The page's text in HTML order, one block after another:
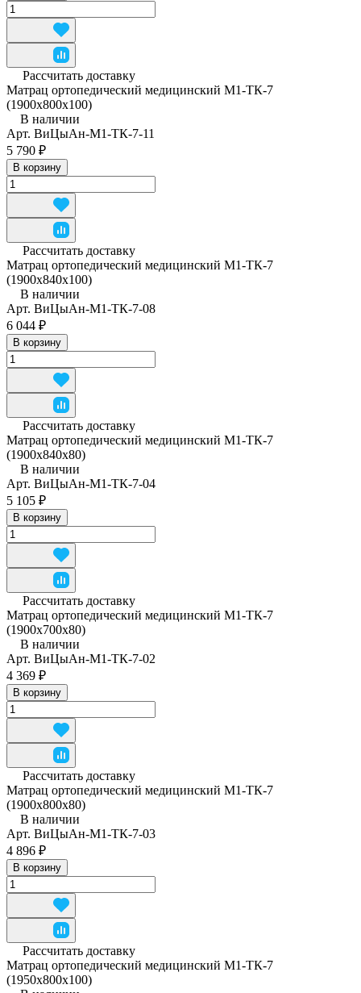
Рассчитать доставку
Матрац ортопедический медицинский М1-ТК-7
(1900x800x100)
В наличии
Арт. ВиЦыАн-М1-ТК-7-11
5 790 ₽
В корзину
Рассчитать доставку
Матрац ортопедический медицинский М1-ТК-7
(1900x840x100)
В наличии
Арт. ВиЦыАн-М1-ТК-7-08
6 044 ₽
В корзину
Рассчитать доставку
Матрац ортопедический медицинский М1-ТК-7
(1900x840x80)
В наличии
Арт. ВиЦыАн-М1-ТК-7-04
5 105 ₽
В корзину
Рассчитать доставку
Матрац ортопедический медицинский М1-ТК-7
(1900х700х80)
В наличии
Арт. ВиЦыАн-М1-ТК-7-02
4 369 ₽
В корзину
Рассчитать доставку
Матрац ортопедический медицинский М1-ТК-7
(1900х800х80)
В наличии
Арт. ВиЦыАн-М1-ТК-7-03
4 896 ₽
В корзину
Рассчитать доставку
Матрац ортопедический медицинский М1-ТК-7
(1950x800x100)